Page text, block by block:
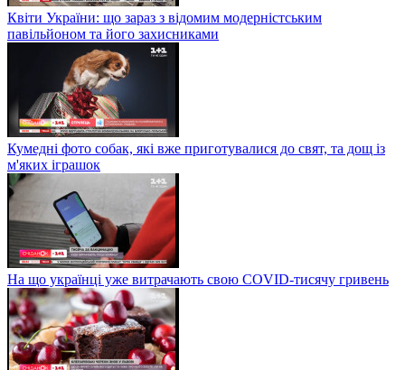
Квіти України: що зараз з відомим модерністським
павільйоном та його захисниками
Кумедні фото собак, які вже приготувалися до свят, та дощ із
м'яких іграшок
На що українці уже витрачають свою COVID-тисячу гривень